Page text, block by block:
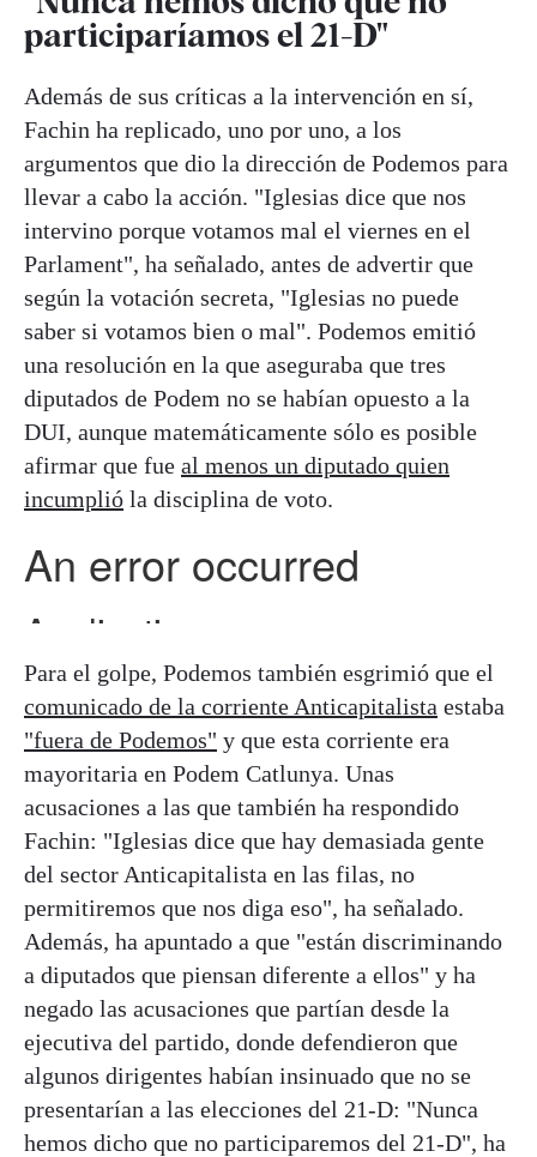
participaríamos el 21-D"
Además de sus críticas a la intervención en sí,
Fachin ha replicado, uno por uno, a los
argumentos que dio la dirección de Podemos para
llevar a cabo la acción. "Iglesias dice que nos
intervino porque votamos mal el viernes en el
Parlament", ha señalado, antes de advertir que
según la votación secreta, "Iglesias no puede
saber si votamos bien o mal". Podemos emitió
una resolución en la que aseguraba que tres
diputados de Podem no se habían opuesto a la
DUI, aunque matemáticamente sólo es posible
afirmar que fue al menos un diputado quien
incumplió la disciplina de voto.
Para el golpe, Podemos también esgrimió que el
comunicado de la corriente Anticapitalista estaba
"fuera de Podemos" y que esta corriente era
mayoritaria en Podem Catlunya. Unas
acusaciones a las que también ha respondido
Fachin: "Iglesias dice que hay demasiada gente
del sector Anticapitalista en las filas, no
permitiremos que nos diga eso", ha señalado.
Además, ha apuntado a que "están discriminando
a diputados que piensan diferente a ellos" y ha
negado las acusaciones que partían desde la
ejecutiva del partido, donde defendieron que
algunos dirigentes habían insinuado que no se
presentarían a las elecciones del 21-D: "Nunca
hemos dicho que no participaremos del 21-D", ha